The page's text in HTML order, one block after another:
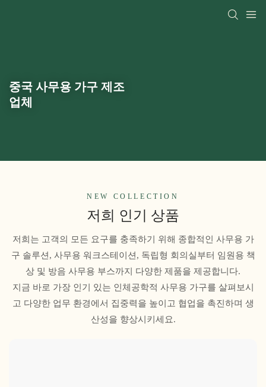
중국 사무용 가구 제조
업체
NEW COLLECTION
저희 인기 상품
저희는 고객의 모든 요구를 충족하기 위해 종합적인 사무용 가
구 솔루션, 사무용 워크스테이션, 독립형 회의실부터 임원용 책
상 및 방음 사무용 부스까지 다양한 제품을 제공합니다.
지금 바로 가장 인기 있는 인체공학적 사무용 가구를 살펴보시
고 다양한 업무 환경에서 집중력을 높이고 협업을 촉진하며 생
산성을 향상시키세요.